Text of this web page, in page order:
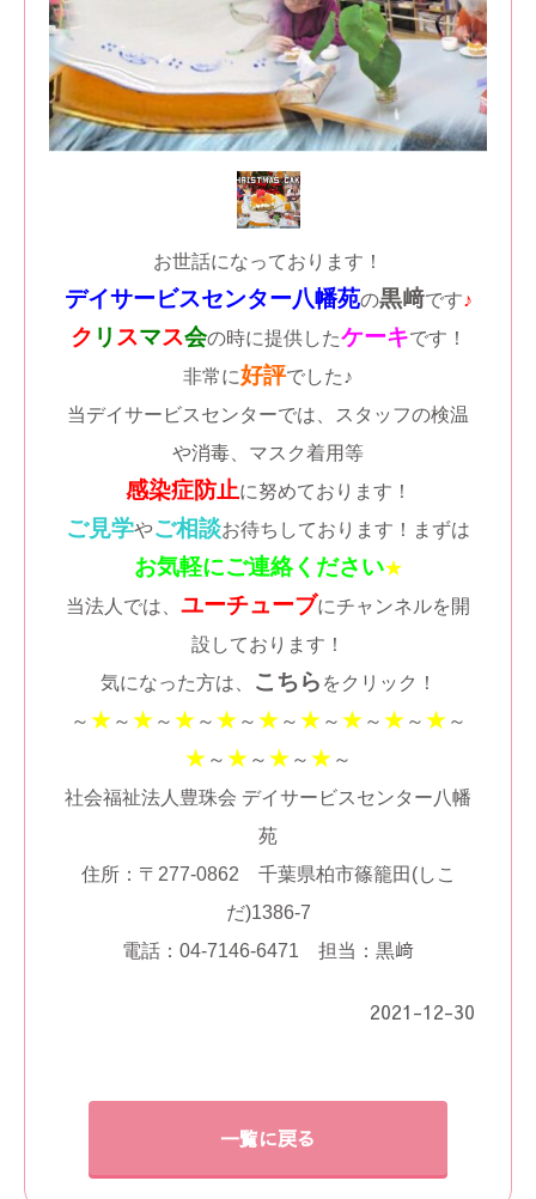
お世話になっております！
デイサービスセンター八幡苑の黒﨑です♪
ク リ スマス会の時に提供したケーキです！
非常に好評でした♪
当デイサービスセンターでは、スタッフの検温
や消毒、マスク着用等
感染症防止に努めております！
ご見学やご相談お待ちしております！まずは
お気軽にご連絡ください★
当法人では、 ユーチューブにチャンネルを開
設しております！
気になった方は、
こちら をクリック！
～ ★ ～ ★ ～ ★ ～ ★ ～ ★ ～ ★ ～ ★ ～ ★ ～ ★ ～
★ ～ ★ ～ ★ ～ ★ ～
社会福祉法人豊珠会 デイサービスセンター八幡
苑
住所：〒277-0862 千葉県柏市篠籠田(しこ
だ)1386-7
電話：04-7146-6471 担当：黒﨑
2021-12-30
一覧に戻る